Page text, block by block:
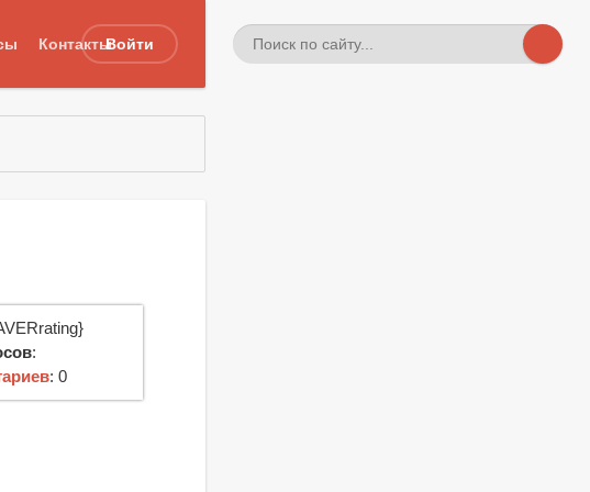
КонтактыВойти
:
: 0